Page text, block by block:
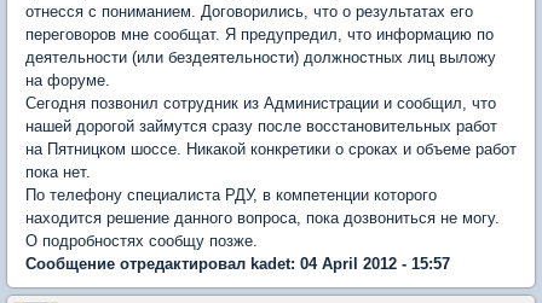
отнесся с пониманием. Договорились, что о результатах его
переговоров мне сообщат. Я предупредил, что информацию по
деятельности (или бездеятельности) должностных лиц выложу
на форуме.
Сегодня позвонил сотрудник из Администрации и сообщил, что
нашей дорогой займутся сразу после восстановительных работ
на Пятницком шоссе. Никакой конкретики о сроках и объеме работ
пока нет.
По телефону специалиста РДУ, в компетенции которого
находится решение данного вопроса, пока дозвониться не могу.
О подробностях сообщу позже.
Сообщение отредактировал kadet: 04 April 2012 - 15:57